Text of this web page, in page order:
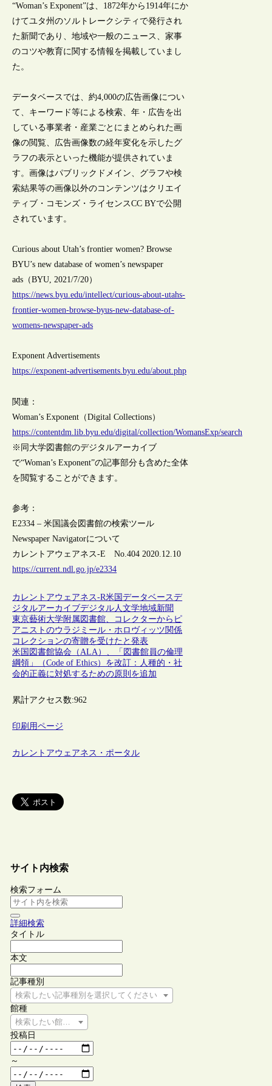
“Woman’s Exponent”は、1872年から1914年にか
けてユタ州のソルトレークシティで発行され
た新聞であり、地域や一般のニュース、家事
のコツや教育に関する情報を掲載していまし
た。
データベースでは、約4,000の広告画像につい
て、キーワード等による検索、年・広告を出
している事業者・産業ごとにまとめられた画
像の閲覧、広告画像数の経年変化を示したグ
ラフの表示といった機能が提供されていま
す。画像はパブリックドメイン、グラフや検
索結果等の画像以外のコンテンツはクリエイ
ティブ・コモンズ・ライセンスCC BYで公開
されています。
Curious about Utah’s frontier women? Browse
BYU’s new database of women’s newspaper
ads（BYU, 2021/7/20）
https://news.byu.edu/intellect/curious-about-utahs-
frontier-women-browse-byus-new-database-of-
womens-newspaper-ads
Exponent Advertisements
https://exponent-advertisements.byu.edu/about.php
関連：
Woman’s Exponent（Digital Collections）
https://contentdm.lib.byu.edu/digital/collection/WomansExp/search
※同大学図書館のデジタルアーカイブ
で“Woman’s Exponent”の記事部分も含めた全体
を閲覧することができます。
参考：
E2334 – 米国議会図書館の検索ツール
Newspaper Navigatorについて
カレントアウェアネス-E No.404 2020.12.10
https://current.ndl.go.jp/e2334
カレントアウェアネス-R米国データベースデ
ジタルアーカイブデジタル人文学地域新聞
東京藝術大学附属図書館、コレクターからピ
アニストのウラジミール・ホロヴィッツ関係
コレクションの寄贈を受けたと発表
米国図書館協会（ALA）、「図書館員の倫理
綱領」（Code of Ethics）を改訂：人種的・社
会的正義に対処するための原則を追加
累計アクセス数:962
印刷用ページ
カレントアウェアネス・ポータル
サイト内検索
検索フォーム
詳細検索
タイトル
本文
記事種別
検索したい記事種別を選択してください
館種
検索したい館種を選択してください
投稿日
～